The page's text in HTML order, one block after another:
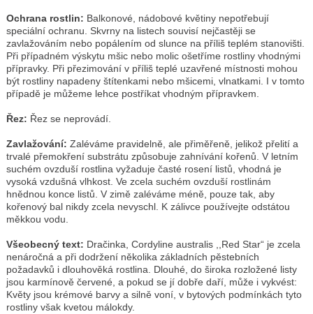
Ochrana rostlin: Balkonové, nádobové květiny nepotřebují
speciální ochranu. Skvrny na listech souvisí nejčastěji se
zavlažováním nebo popálením od slunce na příliš teplém stanovišti.
Při případném výskytu mšic nebo molic ošetříme rostliny vhodnými
přípravky. Při přezimování v příliš teplé uzavřené místnosti mohou
být rostliny napadeny štítenkami nebo mšicemi, vlnatkami. I v tomto
případě je můžeme lehce postříkat vhodným přípravkem.
Řez: Řez se neprovádí.
Zavlažování: Zaléváme pravidelně, ale přiměřeně, jelikož přelití a
trvalé přemokření substrátu způsobuje zahnívání kořenů. V letním
suchém ovzduší rostlina vyžaduje časté rosení listů, vhodná je
vysoká vzdušná vlhkost. Ve zcela suchém ovzduší rostlinám
hnědnou konce listů. V zimě zaléváme méně, pouze tak, aby
kořenový bal nikdy zcela nevyschl. K zálivce používejte odstátou
měkkou vodu.
Všeobecný text: Dračinka, Cordyline australis ,,Red Star“ je zcela
nenáročná a při dodržení několika základních pěstebních
požadavků i dlouhověká rostlina. Dlouhé, do široka rozložené listy
jsou karmínově červené, a pokud se jí dobře daří, může i vykvést:
Květy jsou krémové barvy a silně voní, v bytových podmínkách tyto
rostliny však kvetou málokdy.